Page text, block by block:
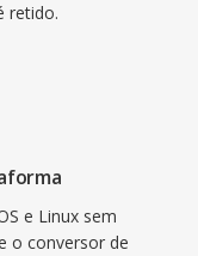
retido.
e Linux sem
o conversor de